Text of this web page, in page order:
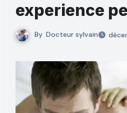
experience
By Docteur sylvain